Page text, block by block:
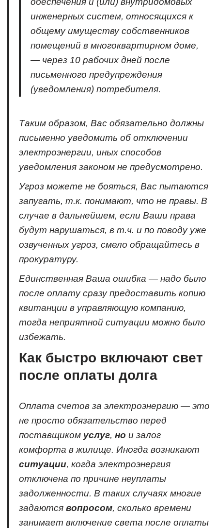
инженерных систем, относящихся к
общему имуществу собственников
помещений в многоквартирном доме,
— через 10 рабочих дней после
письменного предупреждения
(уведомления) потребителя.
Таким образом, Вас обязательно должны
письменно уведомить об отключении
электроэнергии, иных способов
уведомления законом не предусмотрено.
Угроз можете не бояться, Вас пытаются
запугать, т.к. понимают, что не правы. В
случае в дальнейшем, если Ваши права
будут нарушаться, в т.ч. и по поводу уже
озвученных угроз, смело обращайтесь в
прокуратуру.
Единственная Ваша ошибка — надо было
после оплату сразу предоставить копию
квитанции в управляющую компанию,
тогда неприятной ситуации можно было
избежать.
Как быстро включают свет
после оплаты долга
Оплата счетов за электроэнергию — это
не просто обязательство перед
поставщиком услуг, но и залог
комфорта в жилище. Иногда возникают
ситуации, когда электроэнергия
отключена по причине неуплаты
задолженности. В таких случаях многие
задаются вопросом, сколько времени
занимает включение света после оплаты